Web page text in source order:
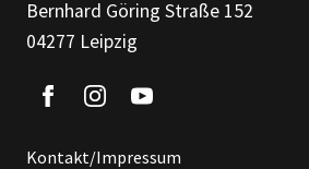
Bernhard Göring Straße 152
04277 Leipzig
Kontakt/Impressum